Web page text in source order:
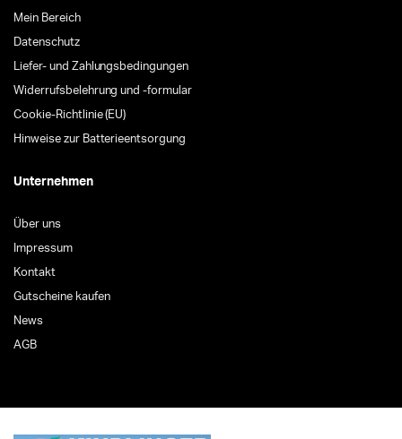
Mein Bereich
Datenschutz
Liefer- und Zahlungsbedingungen
Widerrufsbelehrung und -formular
Cookie-Richtlinie (EU)
Hinweise zur Batterieentsorgung
Unternehmen
Über uns
Impressum
Kontakt
Gutscheine kaufen
News
AGB